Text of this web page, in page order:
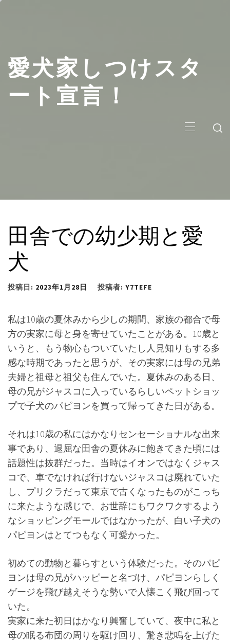
愛犬家しつけスタ
ート宣言！
イ
ン
田舎での幼少期と愛
犬
投稿日: 2023年1月28日 投稿者: Y7TEFE
私は10歳の夏休みから少しの期間、家族の都合で母
方の実家に母と身を寄せていたことがある。10歳と
いうと、もう物心もついていたし人見知りもする多
感な時期であったと思うが、その実家には母の兄弟
夫婦と祖母と祖父も住んでいた。夏休みのある日、
母の兄がジャスコに入っているらしいペットショッ
プで子犬のパピヨンを買って帰ってきた日がある。
それは10歳の私にはかなりセンセーショナルな出来
事であり、退屈な田舎の夏休みに飽きてきた頃には
話題性は抜群だった。当時はイオンではなくジャス
コで、車でなければ行けないジャスコは廃れていた
し、プリクラだって東京で古くなったものがこっち
に来たような感じで、お世辞にもワクワクするよう
なショッピングモールではなかったが、白い子犬の
パピヨンはとてつもなく可愛かった。
初めての動物と暮らすという体験だった。そのパピ
ヨンは母の兄がハッピーと名づけ、パピヨンらしく
ゲージを飛び越えそうな勢いで人懐こく飛び回って
いた。
実家に来た初日はかなり興奮していて、夜中に私と
母の眠る布団の周りを駆け回り、驚き悲鳴を上げた